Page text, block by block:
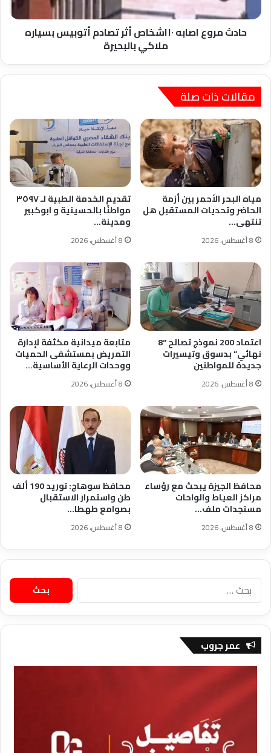
ملاكي
بالبحيرة
حادث مروع اصابه ١٠اشخاص أثر تصادم أتوبيس بسياره
ملاكي بالبحيرة
مقالات ذات صلة
مياه البحر الأحمر بين أزمة
الحاضر وتحديات المستقبل هل
تنتهى…
8 أغسطس، 2026
تقديم الخدمة الطبية لـ ٣٥٩٧
مواطنًا بالحسينية و ابوكبير
ومدينة…
8 أغسطس، 2026
اعتماد 200 نموذج تصالح “8
نهائي” بدسوق وتيسيرات
جديدة للمواطنين
8 أغسطس، 2026
متابعة ميدانية مكثفة لإدارة
التمريض بمستشفى الحميات
ووحدات الرعاية الأساسية…
8 أغسطس، 2026
محافظ الجيزة يبحث مع رؤساء
مراكز العياط والواحات
مستجدات ملف…
8 أغسطس، 2026
محافظ سوهاج: توريد 190 ألف
طن واستمرار الاستقبال
بصوامع طهطا…
8 أغسطس، 2026
البحث
عن:
عمر جروب